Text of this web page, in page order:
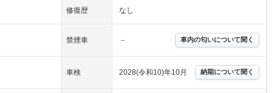
修復歴 なし
禁煙車 － 車内の匂いについて聞く
車検 2028(令和10)年10月 納期について聞く